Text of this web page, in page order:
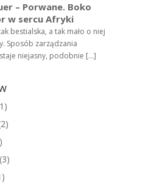
– Porwane. Boko
w sercu Afryki
bestialska, a tak mało o niej
Sposób zarządzania
niejasny, podobnie […]
(3)